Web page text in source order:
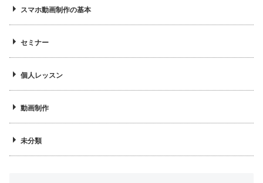
スマホ動画制作の基本
セミナー
個人レッスン
動画制作
未分類